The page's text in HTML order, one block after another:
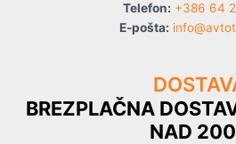
Telefon: +386 64
E-pošta:
BREZPLAČNA
NAD